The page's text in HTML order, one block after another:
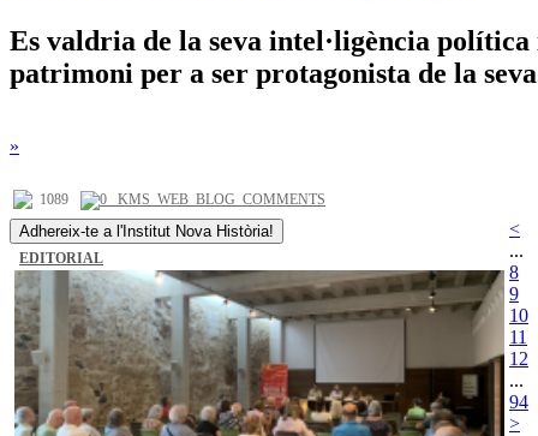
Es valdria de la seva intel·ligència política
patrimoni per a ser protagonista de la
»
1089 0 _KMS_WEB_BLOG_COMMENTS
<
...
8
9
10
11
12
...
94
>
Adhereix-te a l'Institut Nova Història!
EDITORIAL